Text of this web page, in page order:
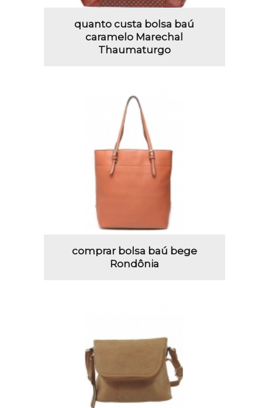
quanto custa bolsa baú
caramelo Marechal
Thaumaturgo
comprar bolsa baú bege
Rondônia